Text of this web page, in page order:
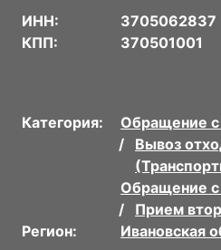
ИНН:
3705062837
КПП:
370501001
Категория:
Обращение
Вывоз
Обращение
Прием
Регион:
Ивановская